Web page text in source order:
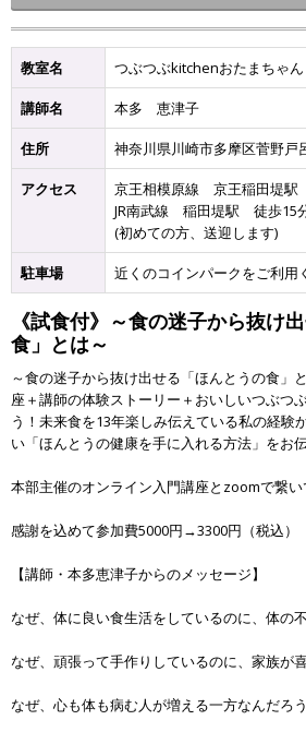
教室名 つぶつぶkitchenおたまちゃん
講師名 本多 恵津子
住所 神奈川県川崎市多摩区菅野戸
アクセス
京王相模原線 京王稲田堤
JR南武線 稲田堤駅 徒歩15
(初めての方、送迎します)
駐車場 近くのコインパークをご利用
《試食付》～食の迷子から抜け
食」とは～
～食の迷子から抜け出せる「ほんとうの食」
座＋講師の体験ストーリー＋おいしいつぶつ
う！未来食を13年楽しみ伝えている私の経験
い「ほんとうの健康を手に入れる方法」をお伝
本部主催のオンライン入門講座とzoomで繋い
感謝を込めて参加費5000円→3300円（税込）
【講師・本多恵津子からのメッセージ】
なぜ、体に良い食生活をしているのに、体の
なぜ、頑張って手作りしているのに、家族が
なぜ、心も体も病む人が増える一方なんだろ